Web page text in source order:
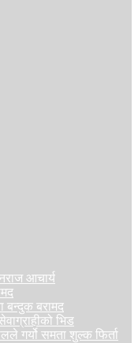
आचार्य
बन्दुक बरामद
भिड
गर्यो समता शुल्क फिर्ता